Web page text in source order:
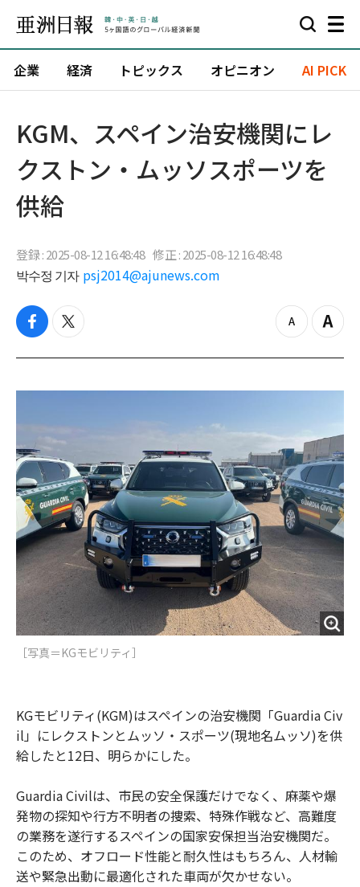
企業 経済 トピックス オピニオン AI PICK
KGM、スペイン治安機関にレ
クストン・ムッソスポーツを
供給
登録 : 2025-08-12 16:48:48 修正 : 2025-08-12 16:48:48
박수정 기자 psj2014@ajunews.com
f
c
b
t
i
t
z
o
o
Z
o
i
［写真＝KGモビリティ］
KGモビリティ(KGM)はスペインの治安機関「Guardia Civ
il」にレクストンとムッソ・スポーツ(現地名ムッソ)を供
給したと12日、明らかにした。
Guardia Civilは、市民の安全保護だけでなく、麻薬や爆
発物の探知や行方不明者の捜索、特殊作戦など、高難度
の業務を遂行するスペインの国家安保担当治安機関だ。
このため、オフロード性能と耐久性はもちろん、人材輸
送や緊急出動に最適化された車両が欠かせない。